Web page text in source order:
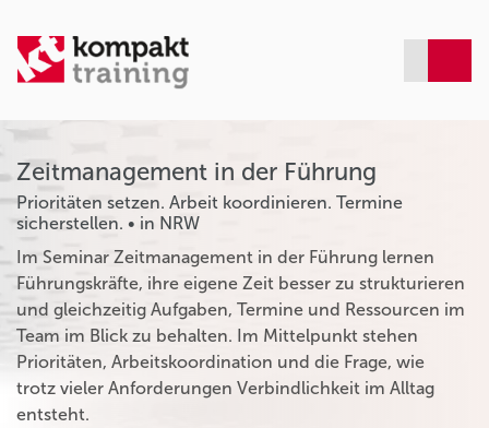
Zeitmanagement in der Führung
Prioritäten setzen. Arbeit koordinieren. Termine
sicherstellen. • in NRW
Im Seminar Zeitmanagement in der Führung lernen
Führungskräfte, ihre eigene Zeit besser zu strukturieren
und gleichzeitig Aufgaben, Termine und Ressourcen im
Team im Blick zu behalten. Im Mittelpunkt stehen
Prioritäten, Arbeitskoordination und die Frage, wie
trotz vieler Anforderungen Verbindlichkeit im Alltag
entsteht.